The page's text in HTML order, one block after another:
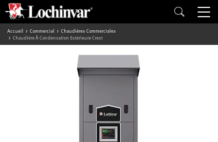
Accueil Commercial
Chaudières Commerciales
Chaudière À Condensation Extérieure Crest